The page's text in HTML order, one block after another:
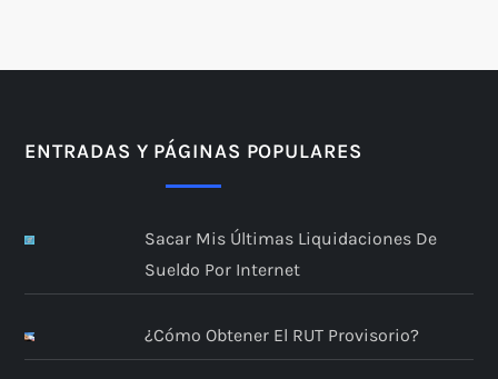
ENTRADAS Y PÁGINAS POPULARES
Sacar Mis Últimas Liquidaciones De
Sueldo Por Internet
¿Cómo Obtener El RUT Provisorio?